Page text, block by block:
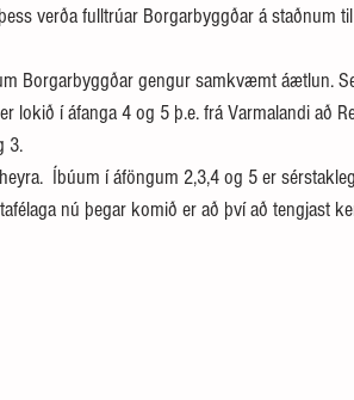
verða fulltrúar Borgarbyggðar á staðnum
Borgarbyggðar gengur samkvæmt áætlun.
lokið í áfanga 4 og 5 þ.e. frá Varmalandi að
3.
Íbúum í áföngum 2,3,4 og 5 er
nú þegar komið er að því að tengjast